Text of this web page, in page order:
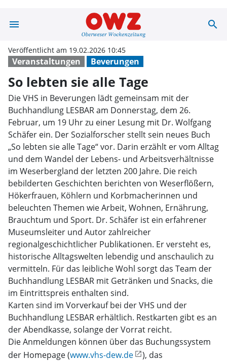
menu So lebten sie search
Veranstaltungen Beverungen
Veröffentlicht am 19.02.2026 10:45
So lebten sie alle Tage
Die VHS in Beverungen lädt gemeinsam mit der
Buchhandlung LESBAR am Donnerstag, dem 26.
Februar, um 19 Uhr zu einer Lesung mit Dr. Wolfgang
Schäfer ein. Der Sozialforscher stellt sein neues Buch
„So lebten sie alle Tage“ vor. Darin erzählt er vom Alltag
und dem Wandel der Lebens- und Arbeitsverhältnisse
im Weserbergland der letzten 200 Jahre. Die reich
bebilderten Geschichten berichten von Weserflößern,
Hökerfrauen, Köhlern und Korbmacherinnen und
beleuchten Themen wie Arbeit, Wohnen, Ernährung,
Brauchtum und Sport. Dr. Schäfer ist ein erfahrener
Museumsleiter und Autor zahlreicher
regionalgeschichtlicher Publikationen. Er versteht es,
historische Alltagswelten lebendig und anschaulich zu
vermitteln. Für das leibliche Wohl sorgt das Team der
Buchhandlung LESBAR mit Getränken und Snacks, die
im Eintrittspreis enthalten sind.
Karten sind im Vorverkauf bei der VHS und der
Buchhandlung LESBAR erhältlich. Restkarten gibt es an
der Abendkasse, solange der Vorrat reicht.
Die Anmeldungen können über das Buchungssystem
der Homepage (www.vhs-dew.de
), das